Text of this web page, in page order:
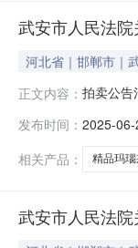
武安市人民法
河北省｜邯郸市｜
正文内容： 拍卖公告
示页中的
图片
发布时间： 2025-
相关产品：
精品玛
武安市人民法